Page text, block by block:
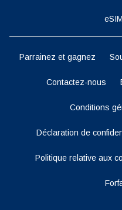
Parrainez et gagnez
Contactez-nous
Conditions
Déclaration de
Politique relative aux